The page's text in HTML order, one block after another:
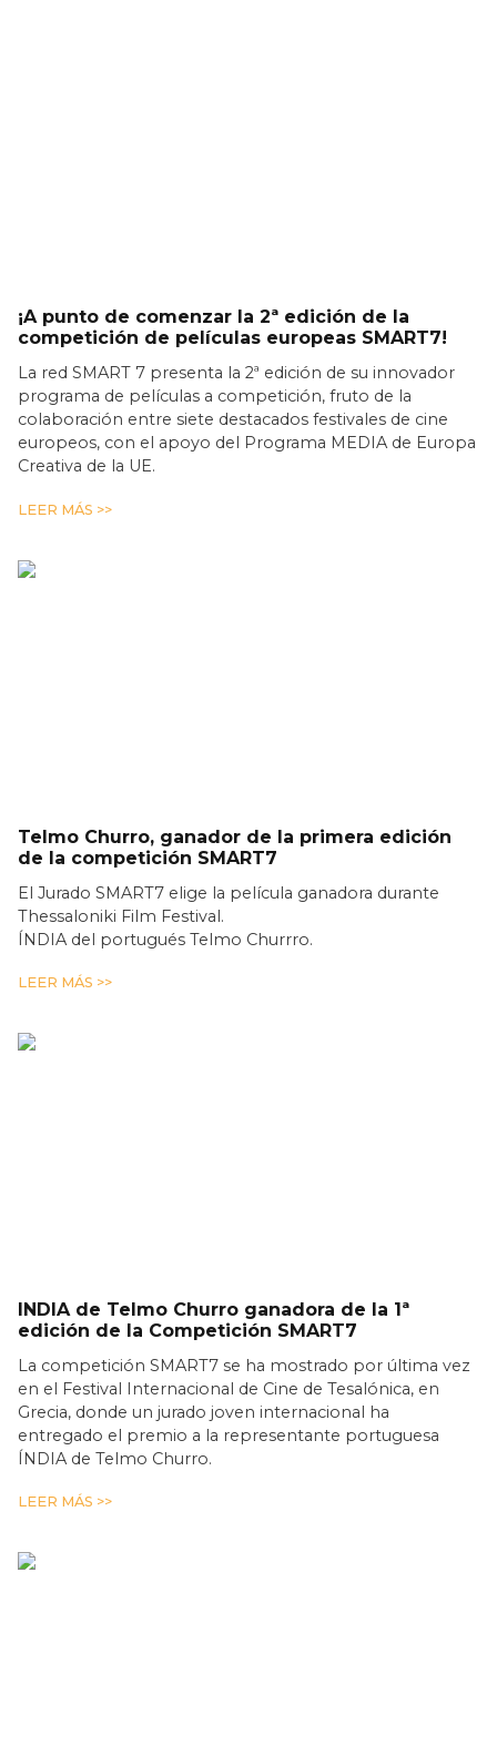
¡A punto de comenzar la 2ª edición de la
competición de películas europeas SMART7!
La red SMART 7 presenta la 2ª edición de su innovador
programa de películas a competición, fruto de la
colaboración entre siete destacados festivales de cine
europeos, con el apoyo del Programa MEDIA de Europa
Creativa de la UE.
LEER MÁS >>
Telmo Churro, ganador de la primera edición
de la competición SMART7
El Jurado SMART7 elige la película ganadora durante
Thessaloniki Film Festival.
ÍNDIA del portugués Telmo Churrro.
LEER MÁS >>
INDIA de Telmo Churro ganadora de la 1ª
edición de la Competición SMART7
La competición SMART7 se ha mostrado por última vez
en el Festival Internacional de Cine de Tesalónica, en
Grecia, donde un jurado joven internacional ha
entregado el premio a la representante portuguesa
ÍNDIA de Telmo Churro.
LEER MÁS >>